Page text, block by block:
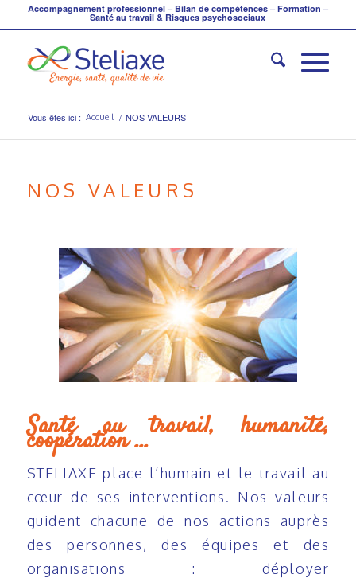
Accompagnement professionnel – Bilan de compétences – Formation –
Santé au travail & Risques psychosociaux
Vous êtes ici : Accueil / NOS VALEURS
NOS VALEURS
Santé au travail, humanité,
coopération …
STELIAXE place l’humain et le travail au
cœur de ses interventions. Nos valeurs
guident chacune de nos actions auprès
des personnes, des équipes et des
organisations : déployer